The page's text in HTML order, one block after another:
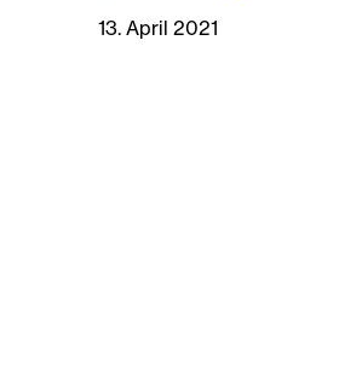
13. April 2021